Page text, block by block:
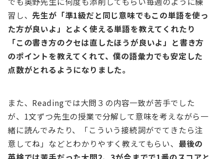
習し、 先生が「準1級だと同じ意味でもこの単語を使っ
た方が良いよ」とよく使える単語を教えてくれたり
「この書き方のクセは直したほうが良いよ」と書き方
のポイントを教えてくれて、僕の語彙力でも安定した
点数がとれるようになりました。
また、Readingでは大問３の内容一致が苦手でした
が、1文ずつ先生の授業で分解して意味を考えながら一
緒に読んでみたり、「こういう接続詞がでてきたら注
意してね」などとわかりやすく教えてもらい、 最後の